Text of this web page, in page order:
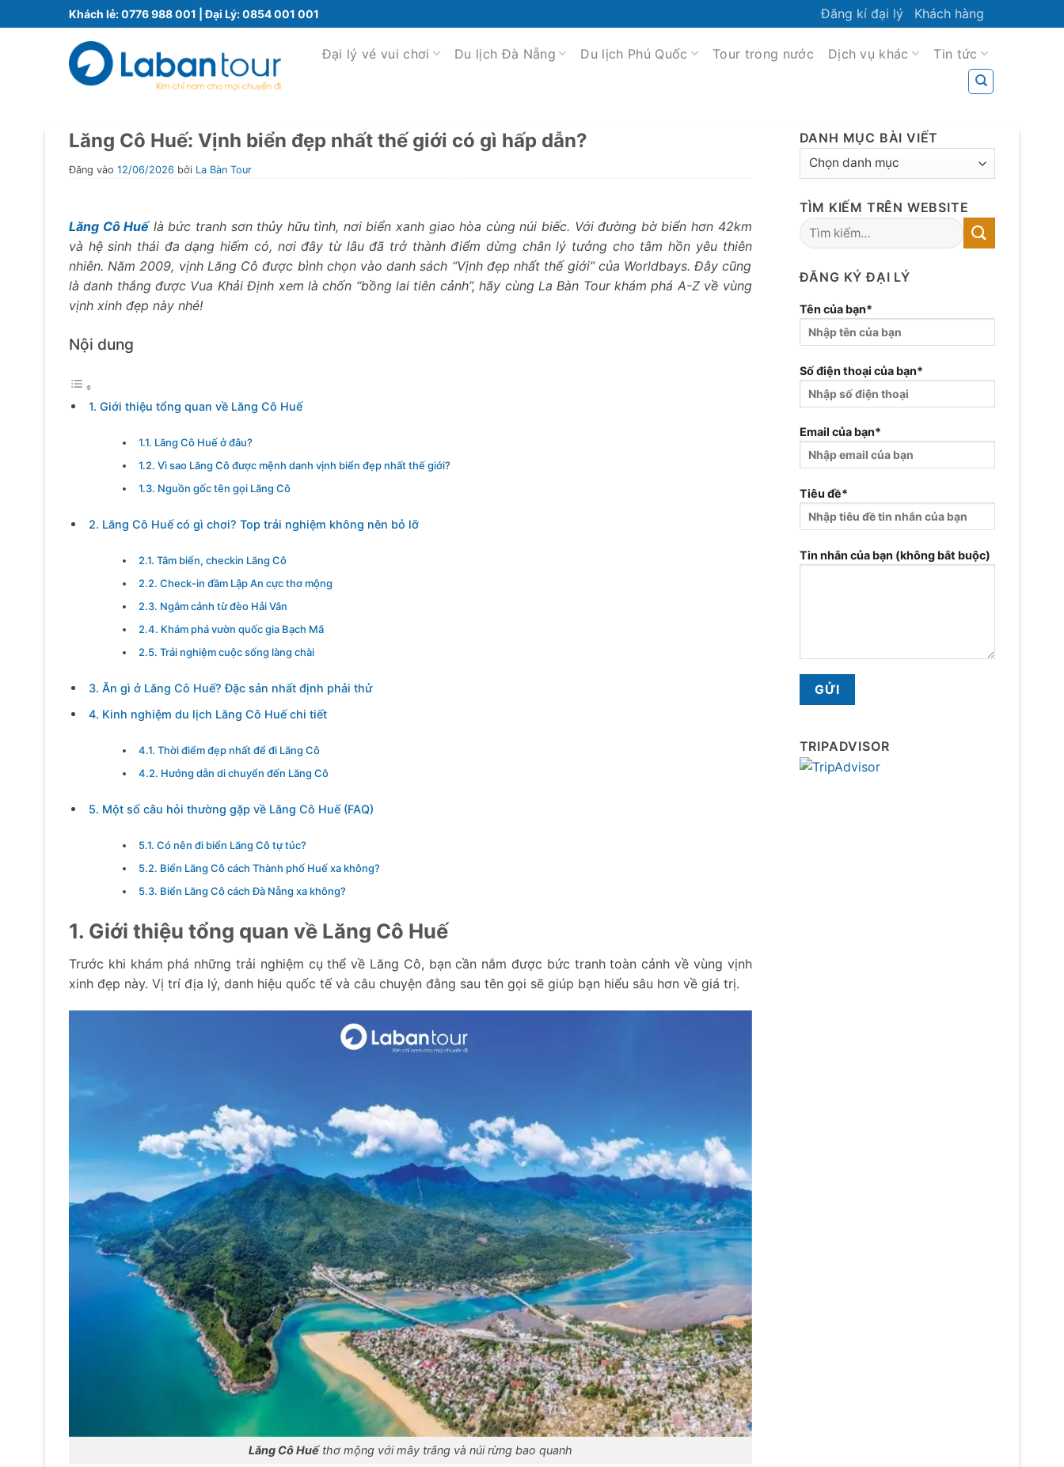
qua
Khách lẻ:0776 988 001 | Đại Lý:0854 001 001 Đăng kí đại lý Khách hàng
Đại lý vé vui chơi Du lịch Đà Nẵng Du lịch Phú Quốc Tour trong nước Dịch vụ khác Tin tức
Lăng Cô Huế: Vịnh biển đẹp nhất thế giới có gì hấp dẫn?
Đăng vào 12/06/2026 bởi La Bàn Tour
Lăng Cô Huếlà bức tranh sơn thủy hữu tình, nơi biển xanh giao hòa cùng núi biếc. Với đường bờ biển hơn 42km
và hệ sinh thái đa dạng hiếm có, nơi đây từ lâu đã trở thành điểm dừng chân lý tưởng cho tâm hồn yêu thiên
nhiên. Năm 2009, vịnh Lăng Cô được bình chọn vào danh sách “Vịnh đẹp nhất thế giới” của Worldbays. Đây cũng
là danh thắng được Vua Khải Định xem là chốn “bồng lai tiên cảnh”, hãy cùng La Bàn Tour khám phá A-Z về vùng
vịnh xinh đẹp này nhé!
Nội dung
1. Giới thiệu tổng quan về Lăng Cô Huế
1.1. Lăng Cô Huế ở đâu?
1.2. Vì sao Lăng Cô được mệnh danh vịnh biển đẹp nhất thế giới?
1.3. Nguồn gốc tên gọi Lăng Cô
2. Lăng Cô Huế có gì chơi? Top trải nghiệm không nên bỏ lỡ
2.1. Tắm biển, checkin Lăng Cô
2.2. Check-in đầm Lập An cực thơ mộng
2.3. Ngắm cảnh từ đèo Hải Vân
2.4. Khám phá vườn quốc gia Bạch Mã
2.5. Trải nghiệm cuộc sống làng chài
3. Ăn gì ở Lăng Cô Huế? Đặc sản nhất định phải thử
4. Kinh nghiệm du lịch Lăng Cô Huế chi tiết
4.1. Thời điểm đẹp nhất để đi Lăng Cô
4.2. Hướng dẫn di chuyển đến Lăng Cô
5. Một số câu hỏi thường gặp về Lăng Cô Huế (FAQ)
5.1. Có nên đi biển Lăng Cô tự túc?
5.2. Biển Lăng Cô cách Thành phố Huế xa không?
5.3. Biển Lăng Cô cách Đà Nẵng xa không?
1. Giới thiệu tổng quan về Lăng Cô Huế
Trước khi khám phá những trải nghiệm cụ thể về Lăng Cô, bạn cần nắm được bức tranh toàn cảnh về vùng vịnh
xinh đẹp này. Vị trí địa lý, danh hiệu quốc tế và câu chuyện đằng sau tên gọi sẽ giúp bạn hiểu sâu hơn về giá trị.
Lăng Cô Huếthơ mộng với mây trắng và núi rừng bao quanh
DANH MỤC BÀI VIẾT
DANH
VIẾT
TÌM KIẾM TRÊN WEBSITE
ĐĂNG KÝ ĐẠI LÝ
Tên của bạn*
Số điện thoại của bạn*
Email của bạn*
Tiêu đề*
Tin nhắn của bạn (không bắt buộc)
TRIPADVISOR